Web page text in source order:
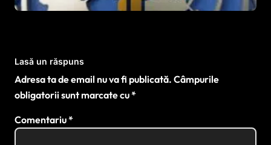
Lasă un răspuns
Adresa ta de email nu va fi publicată. Câmpurile
obligatorii sunt marcate cu*
Comentariu*